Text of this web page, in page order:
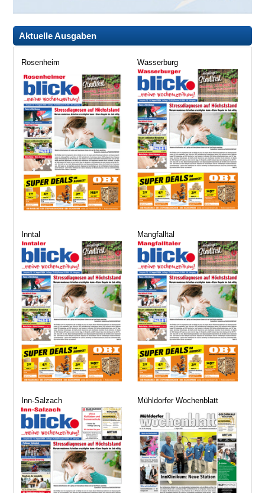
Aktuelle Ausgaben
Rosenheim Wasserburg
Inntal Mangfalltal
Inn-Salzach Mühldorfer Wochenblatt